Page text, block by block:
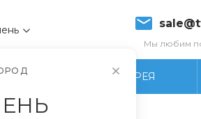
Мы любим
ФОТОГАЛЕРЕЯ